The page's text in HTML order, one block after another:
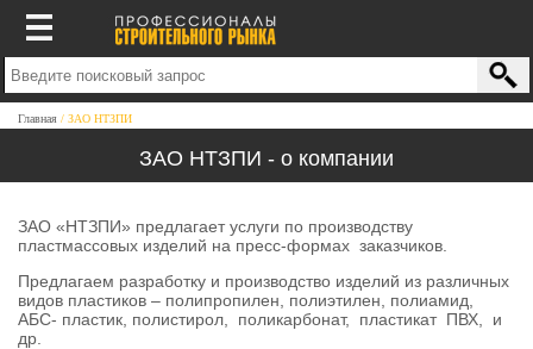
Главная ЗАО НТЗПИ
ЗАО НТЗПИ - о компании
ЗАО «НТЗПИ» предлагает услуги по производству
пластмассовых изделий на пресс-формах заказчиков.
Предлагаем разработку и производство изделий из различных
видов пластиков – полипропилен, полиэтилен, полиамид,
АБС- пластик, полистирол, поликарбонат, пластикат ПВХ, и
др.